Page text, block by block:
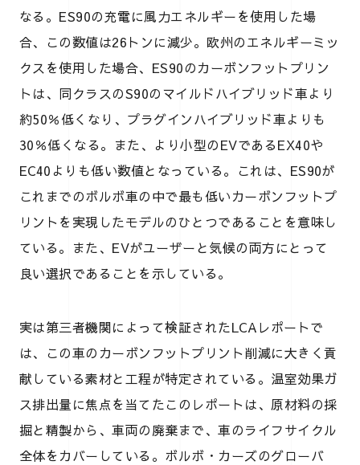
なる。ES90の充電に風力エネルギーを使用した場
合、この数値は26トンに減少。欧州のエネルギーミッ
クスを使用した場合、ES90のカーボンフットプリン
トは、同クラスのS90のマイルドハイブリッド車より
約50％低くなり、プラグインハイブリッド車よりも
30％低くなる。また、より小型のEVであるEX40や
EC40よりも低い数値となっている。これは、ES90が
これまでのボルボ車の中で最も低いカーボンフットプ
リントを実現したモデルのひとつであることを意味し
ている。また、EVがユーザーと気候の両方にとって
良い選択であることを示している。
実は第三者機関によって検証されたLCAレポートで
は、この車のカーボンフットプリント削減に大きく貢
献している素材と工程が特定されている。温室効果ガ
ス排出量に焦点を当てたこのレポートは、原材料の採
掘と精製から、車両の廃棄まで、車のライフサイクル
全体をカバーしている。ボルボ・カーズのグローバ